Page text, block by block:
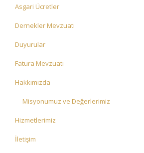
Asgari Ücretler
Dernekler Mevzuatı
Duyurular
Fatura Mevzuatı
Hakkımızda
Misyonumuz ve Değerlerimiz
Hizmetlerimiz
İletişim